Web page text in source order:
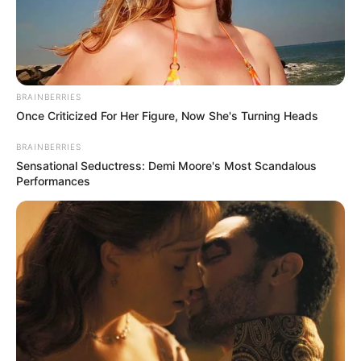
Guatemala Dental
BRAINBERRIES
Once Criticized For Her Figure, Now She's Turning Heads
BRAINBERRIES
Sensational Seductress: Demi Moore's Most Scandalous
Performances